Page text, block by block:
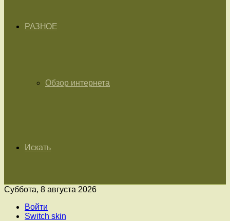
РАЗНОЕ
Обзор интернета
Искать
Суббота, 8 августа 2026
Войти
Switch skin